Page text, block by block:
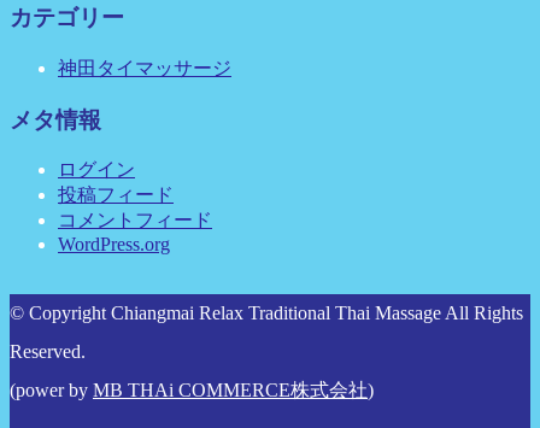
カテゴリー
神田タイマッサージ
メタ情報
ログイン
投稿フィード
コメントフィード
WordPress.org
© Copyright Chiangmai Relax Traditional Thai Massage All Rights
Reserved.
(power by MB THAi COMMERCE株式会社)